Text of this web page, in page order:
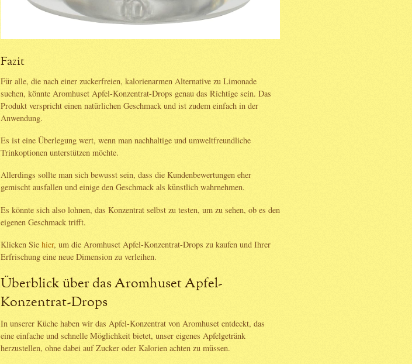
Fazit
Für alle, die nach einer zuckerfreien, kalorienarmen Alternative zu Limonade
suchen, könnte Aromhuset Apfel-Konzentrat-Drops genau das Richtige sein. Das
Produkt verspricht einen natürlichen Geschmack und ist zudem einfach in der
Anwendung.
Es ist eine Überlegung wert, wenn man nachhaltige und umweltfreundliche
Trinkoptionen unterstützen möchte.
Allerdings sollte man sich bewusst sein, dass die Kundenbewertungen eher
gemischt ausfallen und einige den Geschmack als künstlich wahrnehmen.
Es könnte sich also lohnen, das Konzentrat selbst zu testen, um zu sehen, ob es den
eigenen Geschmack trifft.
Klicken Sie hier, um die Aromhuset Apfel-Konzentrat-Drops zu kaufen und Ihrer
Erfrischung eine neue Dimension zu verleihen.
Überblick über das Aromhuset Apfel-
Konzentrat-Drops
In unserer Küche haben wir das Apfel-Konzentrat von Aromhuset entdeckt, das
eine einfache und schnelle Möglichkeit bietet, unser eigenes Apfelgetränk
herzustellen, ohne dabei auf Zucker oder Kalorien achten zu müssen.